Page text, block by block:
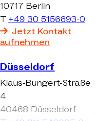
10717 Berlin
T +49 30 5156693-0
Jetzt Kontakt
aufnehmen
Düsseldorf
Klaus-Bungert-Straße
4
40468 Düsseldorf